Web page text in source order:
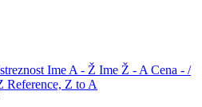
Ime A - Ž Ime Ž - A Cena - /
Reference, Z to A